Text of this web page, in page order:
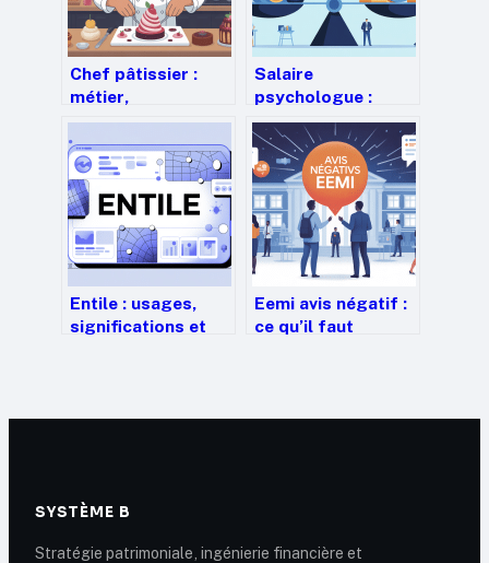
Chef pâtissier :
métier,
compétences,
études et
évolutions de
carrière
Salaire
psychologue :
combien gagne
vraiment un
psychologue en
2025 ?
Entile : usages,
significations et
Eemi avis négatif :
ce qu’il faut
SYSTÈME B
Stratégie patrimoniale, ingénierie financière et